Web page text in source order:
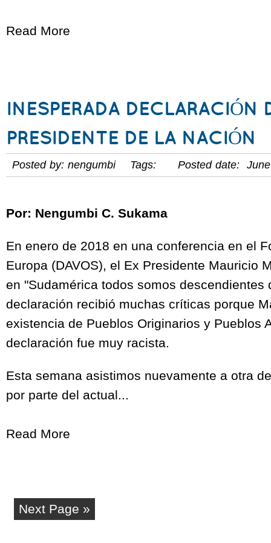
Read More
INESPERADA DECLARACIÓN
PRESIDENTE DE LA NACIÓN
Posted by: nengumbi Tags: Posted date: June
Por: Nengumbi C. Sukama
En enero de 2018 en una conferencia en el
Europa (DAVOS), el Ex Presidente Mauricio
en "Sudamérica todos somos descendientes
declaración recibió muchas críticas porque
existencia de Pueblos Originarios y Pueblos
declaración fue muy racista.
Esta semana asistimos nuevamente a otra
por parte del actual...
Read More
Next Page »